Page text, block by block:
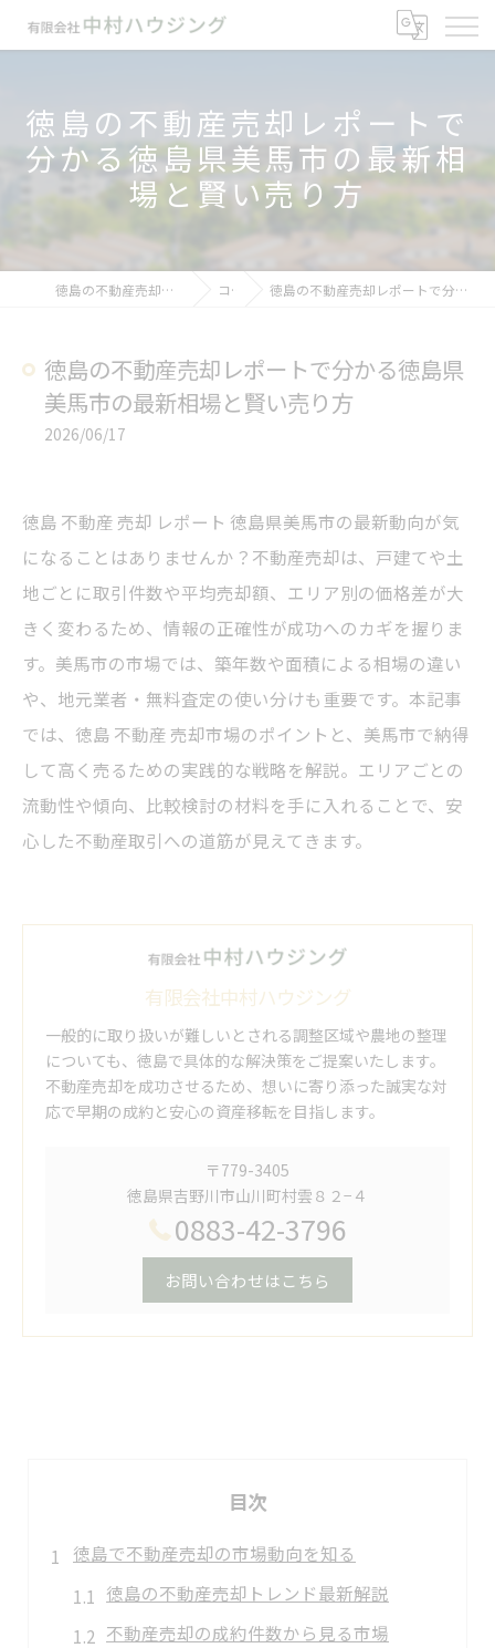
徳島の不動産売却レポートで
分かる徳島県美馬市の最新相
場と賢い売り方
徳島の不動産売却なら有限会社中村ハウジング コラム 徳島の不動産売却レポートで分かる徳島県美馬市の最新相場と賢い売り方
徳島の不動産売却レポートで分かる徳島県
美馬市の最新相場と賢い売り方
2026/06/17
徳島 不動産 売却 レポート 徳島県美馬市の最新動向が気
になることはありませんか？不動産売却は、戸建てや土
地ごとに取引件数や平均売却額、エリア別の価格差が大
きく変わるため、情報の正確性が成功へのカギを握りま
す。美馬市の市場では、築年数や面積による相場の違い
や、地元業者・無料査定の使い分けも重要です。本記事
では、徳島 不動産 売却市場のポイントと、美馬市で納得
して高く売るための実践的な戦略を解説。エリアごとの
流動性や傾向、比較検討の材料を手に入れることで、安
心した不動産取引への道筋が見えてきます。
有限会社中村ハウジング
一般的に取り扱いが難しいとされる調整区域や農地の整理
についても、徳島で具体的な解決策をご提案いたします。
不動産売却を成功させるため、想いに寄り添った誠実な対
応で早期の成約と安心の資産移転を目指します。
〒779-3405
徳島県吉野川市山川町村雲８２−４
0883-42-3796
お問い合わせはこちら
目次
徳島で不動産売却の市場動向を知る
徳島の不動産売却トレンド最新解説
不動産売却の成約件数から見る市場